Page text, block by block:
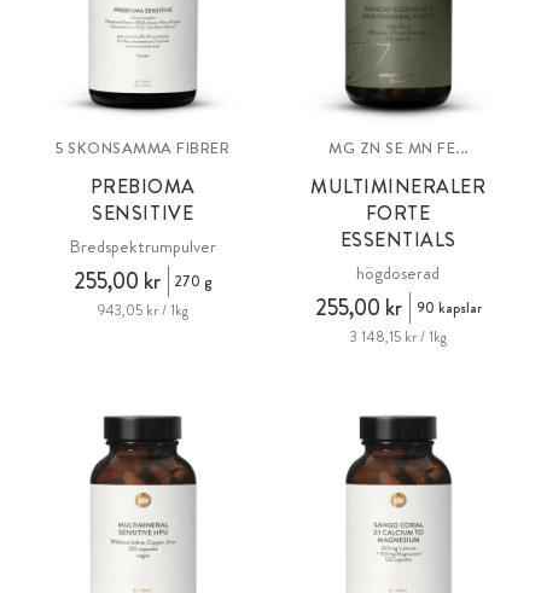
5 SKONSAMMA FIBRER
PREBIOMA
SENSITIVE
Bredspektrumpulver
255,00 kr
270 g
943,05 kr / 1kg
MG ZN SE MN FE...
MULTIMINERALER
FORTE
ESSENTIALS
högdoserad
255,00 kr
90 kapslar
3 148,15 kr / 1kg